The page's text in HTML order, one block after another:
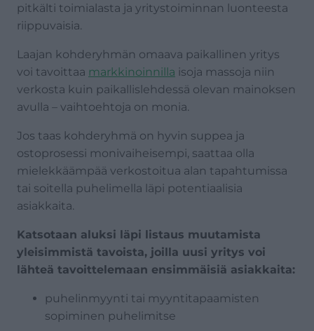
pitkälti toimialasta ja yritystoiminnan luonteesta
riippuvaisia.
Laajan kohderyhmän omaava paikallinen yritys
voi tavoittaa markkinoinnilla isoja massoja niin
verkosta kuin paikallislehdessä olevan mainoksen
avulla – vaihtoehtoja on monia.
Jos taas kohderyhmä on hyvin suppea ja
ostoprosessi monivaiheisempi, saattaa olla
mielekkäämpää verkostoitua alan tapahtumissa
tai soitella puhelimella läpi potentiaalisia
asiakkaita.
Katsotaan aluksi läpi listaus muutamista
yleisimmistä tavoista, joilla uusi yritys voi
lähteä tavoittelemaan ensimmäisiä asiakkaita:
puhelinmyynti tai myyntitapaamisten
sopiminen puhelimitse